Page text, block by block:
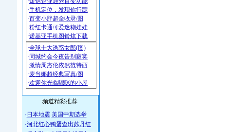
频道精彩推荐
· 日本地震 美国中期选举
·河北红心鸭蛋查出苏丹红